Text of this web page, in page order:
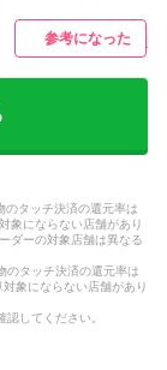
みのカードを手に
になった点はカラ
いただきます。 【
ジ（楽天ペイ、
額：10〜15万円未
イント：年会費が
ド枚数：1
参考になった
タッチ決済の還元率は
象にならない店舗があり
ダーの対象店舗は異なる
タッチ決済の還元率は
象にならない店舗があり
してください。